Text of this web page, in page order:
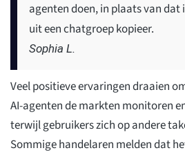
agenten doen, in plaats van dat
uit een chatgroep kopieer.
Sophia L.
Veel positieve ervaringen draaien
AI-agenten de markten monitoren
terwijl gebruikers zich op andere
Sommige handelaren melden dat